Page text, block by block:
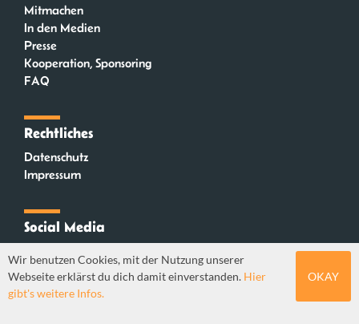
Mitmachen
In den Medien
Presse
Kooperation, Sponsoring
FAQ
Rechtliches
Datenschutz
Impressum
Social Media
Mastodon
Wir benutzen Cookies, mit der Nutzung unserer
Webseite erklärst du dich damit einverstanden. Hier
gibt's weitere Infos.
OKAY